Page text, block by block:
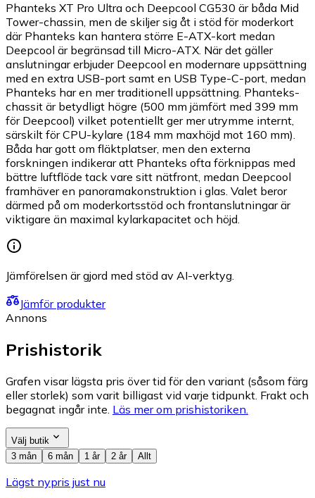
Phanteks XT Pro Ultra och Deepcool CG530 är båda Mid
Tower-chassin, men de skiljer sig åt i stöd för moderkort
där Phanteks kan hantera större E-ATX-kort medan
Deepcool är begränsad till Micro-ATX. När det gäller
anslutningar erbjuder Deepcool en modernare uppsättning
med en extra USB-port samt en USB Type-C-port, medan
Phanteks har en mer traditionell uppsättning. Phanteks-
chassit är betydligt högre (500 mm jämfört med 399 mm
för Deepcool) vilket potentiellt ger mer utrymme internt,
särskilt för CPU-kylare (184 mm maxhöjd mot 160 mm).
Båda har gott om fläktplatser, men den externa
forskningen indikerar att Phanteks ofta förknippas med
bättre luftflöde tack vare sitt nätfront, medan Deepcool
framhäver en panoramakonstruktion i glas. Valet beror
därmed på om moderkortsstöd och frontanslutningar är
viktigare än maximal kylarkapacitet och höjd.
Jämförelsen är gjord med stöd av AI-verktyg.
Jämför produkter
Annons
Prishistorik
Grafen visar lägsta pris över tid för den variant (såsom färg
eller storlek) som varit billigast vid varje tidpunkt. Frakt och
begagnat ingår inte. Läs mer om prishistoriken.
Välj butik
3 mån
6 mån 1 år 2 år Allt
Lägst nypris just nu